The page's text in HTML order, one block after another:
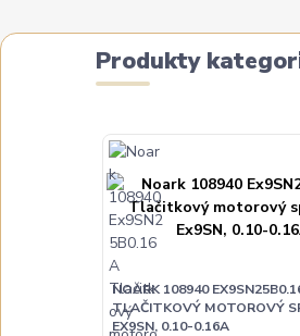
Produkty
NOARK 108940
TLAČITKOVÝ MOTOROVÝ
EX9SN, 0.10-0.16A